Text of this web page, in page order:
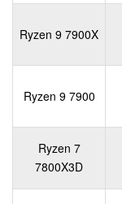
Ryzen 9 7900X
Ryzen 9 7900
Ryzen 7
7800X3D